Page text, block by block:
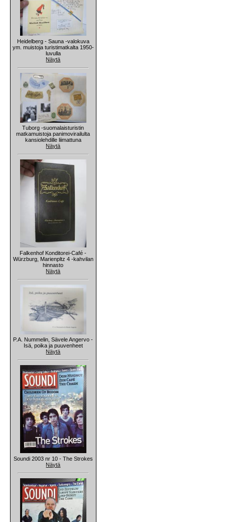
Heidelberg - Sauna -valokuva
ym. muistoja turistimatkalta 1950-
luvulla
Näytä
Tuborg -suomalaisturistin
matkamuistoja panimovirailulta
kansiolehdille liimattuna
Näytä
Falkenhof Konditorei-Café -
Würzburg, Marienpltz 4 -kahvilan
hinnasto
Näytä
P.A. Nummelin, Sävele Angervo -
Isä, poika ja puuvenheet
Näytä
Soundi 2003 nr 10 - The Strokes
Näytä